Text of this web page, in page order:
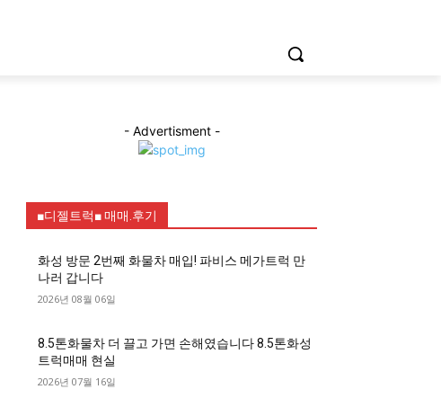
- Advertisment -
■디젤트럭■ 매매.후기
화성 방문 2번째 화물차 매입! 파비스 메가트럭 만
나러 갑니다
2026년 08월 06일
8.5톤화물차 더 끌고 가면 손해였습니다 8.5톤화성
트럭매매 현실
2026년 07월 16일